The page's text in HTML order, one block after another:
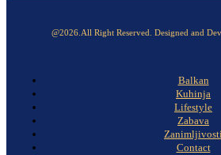
@2026.All Right Reserved. Designed and
Balkan
Kuhinja
Lifestyle
Zabava
Zanimljivosti
Contact